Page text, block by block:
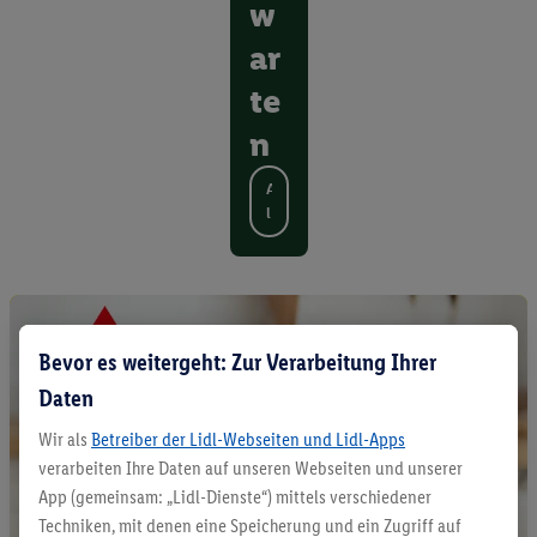
w
ar
te
n
A
l
l
e
d
e
e
n
t
Bevor es weitergeht: Zur Verarbeitung Ihrer
Daten
Wir als Betreiber der Lidl-Webseiten und Lidl-Apps
verarbeiten Ihre Daten auf unseren Webseiten und unserer
App (gemeinsam: „Lidl-Dienste“) mittels verschiedener
Techniken, mit denen eine Speicherung und ein Zugriff auf